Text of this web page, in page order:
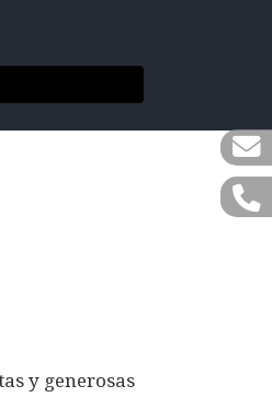
y generosas